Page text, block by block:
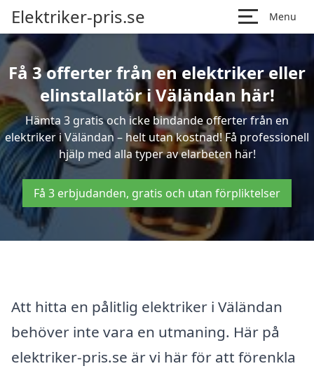
Elektriker-pris.se Menu
Få 3 offerter från en elektriker eller
elinstallatör i Väländan här!
Hämta 3 gratis och icke bindande offerter från en
elektriker i Väländan – helt utan kostnad! Få professionell
hjälp med alla typer av elarbeten här!
Få 3 erbjudanden, gratis och utan förpliktelser
Att hitta en pålitlig elektriker i Väländan
behöver inte vara en utmaning. Här på
elektriker-pris.se är vi här för att förenkla